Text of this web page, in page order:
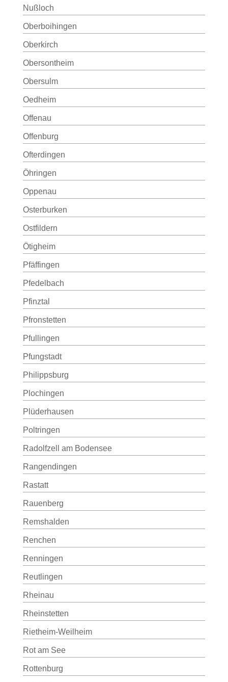
Nußloch
Oberboihingen
Oberkirch
Obersontheim
Obersulm
Oedheim
Offenau
Offenburg
Ofterdingen
Öhringen
Oppenau
Osterburken
Ostfildern
Ötigheim
Pfäffingen
Pfedelbach
Pfinztal
Pfronstetten
Pfullingen
Pfungstadt
Philippsburg
Plochingen
Plüderhausen
Poltringen
Radolfzell am Bodensee
Rangendingen
Rastatt
Rauenberg
Remshalden
Renchen
Renningen
Reutlingen
Rheinau
Rheinstetten
Rietheim-Weilheim
Rot am See
Rottenburg